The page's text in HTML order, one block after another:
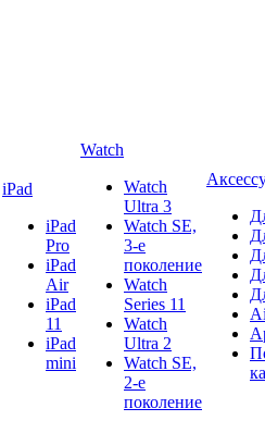
iPad
iPad
Pro
iPad
Air
iPad
11
iPad
mini
Watch
Watch
Ultra 3
Watch SE,
3-е
поколение
Watch
Series 11
Watch
Ultra 2
Watch SE,
2-е
поколение